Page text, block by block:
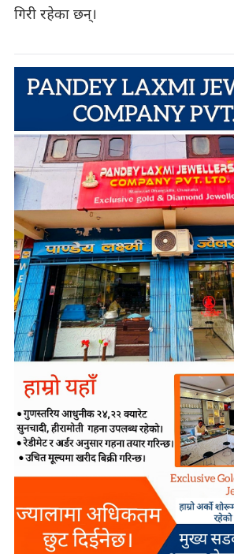
गिरी रहेका छन्।